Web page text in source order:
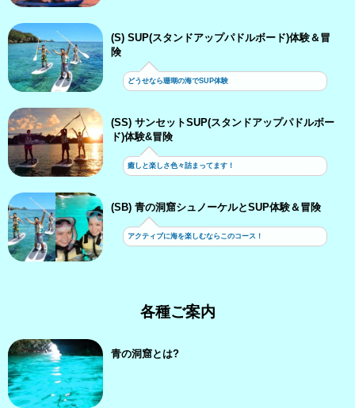
(S) SUP(スタンドアップパドルボード)体験＆冒
険
どうせなら珊瑚の海でSUP体験
(SS) サンセットSUP(スタンドアップパドルボー
ド)体験&冒険
癒しと楽しさ色々詰まってます！
(SB) 青の洞窟シュノーケルとSUP体験＆冒険
アクティブに海を楽しむならこのコース！
各種ご案内
青の洞窟とは?